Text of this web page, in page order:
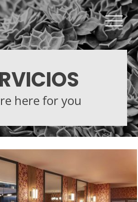
here for you